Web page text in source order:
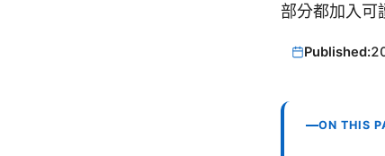
部分都加入可
Published:
ON THIS